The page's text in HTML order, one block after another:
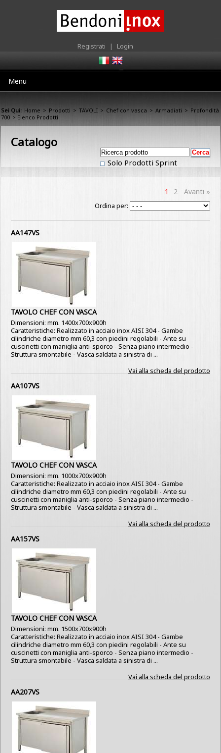
Registrati | Login
Menu
Sei Qui: Home > Prodotti > TAVOLI > Chef con vasca > Armadiati > Profondità
700 > Elenco Prodotti
Catalogo
Solo Prodotti Sprint
1 2 Avanti »
Ordina per:
AA147VS
TAVOLO CHEF CON VASCA
Dimensioni: mm. 1400x700x900h
Caratteristiche: Realizzato in acciaio inox AISI 304 - Gambe
cilindriche diametro mm 60,3 con piedini regolabili - Ante su
cuscinetti con maniglia anti-sporco - Senza piano intermedio -
Struttura smontabile - Vasca saldata a sinistra di ...
Vai alla scheda del prodotto
AA107VS
TAVOLO CHEF CON VASCA
Dimensioni: mm. 1000x700x900h
Caratteristiche: Realizzato in acciaio inox AISI 304 - Gambe
cilindriche diametro mm 60,3 con piedini regolabili - Ante su
cuscinetti con maniglia anti-sporco - Senza piano intermedio -
Struttura smontabile - Vasca saldata a sinistra di ...
Vai alla scheda del prodotto
AA157VS
TAVOLO CHEF CON VASCA
Dimensioni: mm. 1500x700x900h
Caratteristiche: Realizzato in acciaio inox AISI 304 - Gambe
cilindriche diametro mm 60,3 con piedini regolabili - Ante su
cuscinetti con maniglia anti-sporco - Senza piano intermedio -
Struttura smontabile - Vasca saldata a sinistra di ...
Vai alla scheda del prodotto
AA207VS